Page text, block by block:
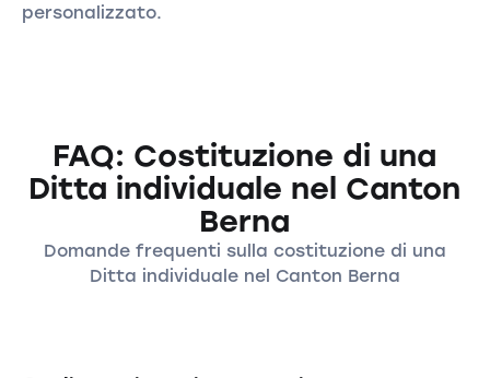
personalizzato.
FAQ: Costituzione di una
Ditta individuale nel Canton
Berna
Domande frequenti sulla costituzione di una
Ditta individuale nel Canton Berna